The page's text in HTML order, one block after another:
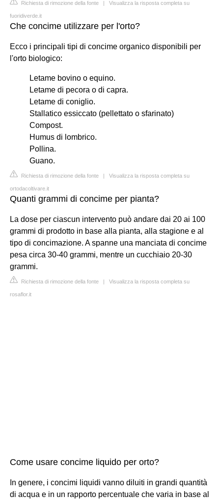
Richiesta di rimozione della fonte | Visualizza la risposta completa su
fuoridiverde.it
Che concime utilizzare per l'orto?
Ecco i principali tipi di concime organico disponibili per
l'orto biologico:
Letame bovino o equino.
Letame di pecora o di capra.
Letame di coniglio.
Stallatico essiccato (pellettato o sfarinato)
Compost.
Humus di lombrico.
Pollina.
Guano.
Richiesta di rimozione della fonte | Visualizza la risposta completa su
ortodacoltivare.it
Quanti grammi di concime per pianta?
La dose per ciascun intervento può andare dai 20 ai 100
grammi di prodotto in base alla pianta, alla stagione e al
tipo di concimazione. A spanne una manciata di concime
pesa circa 30-40 grammi, mentre un cucchiaio 20-30
grammi.
Richiesta di rimozione della fonte | Visualizza la risposta completa su
rosaflor.it
Come usare concime liquido per orto?
In genere, i concimi liquidi vanno diluiti in grandi quantità
di acqua e in un rapporto percentuale che varia in base al